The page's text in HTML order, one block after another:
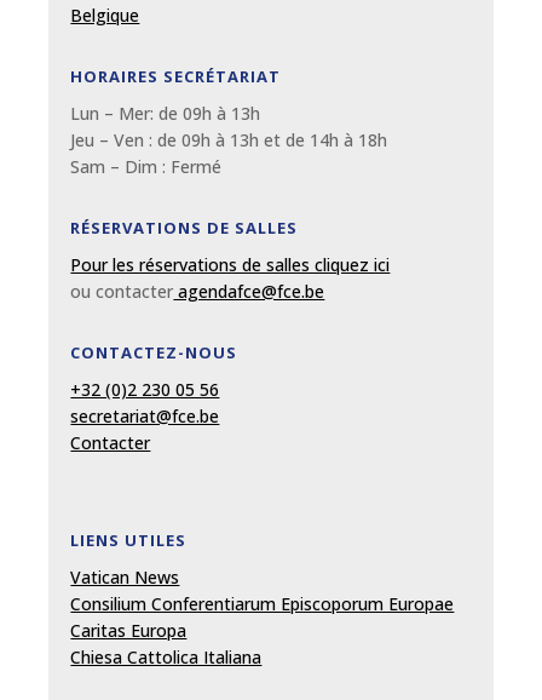
Belgique
HORAIRES SECRÉTARIAT
Lun – Mer: de 09h à 13h
Jeu – Ven : de 09h à 13h et de 14h à 18h
Sam – Dim : Fermé
RÉSERVATIONS DE SALLES
Pour les réservations de salles cliquez ici
ou contacter agendafce@fce.be
CONTACTEZ-NOUS
+32 (0)2 230 05 56
secretariat@fce.be
Contacter
LIENS UTILES
Vatican News
Consilium Conferentiarum Episcoporum Europae
Caritas Europa
Chiesa Cattolica Italiana